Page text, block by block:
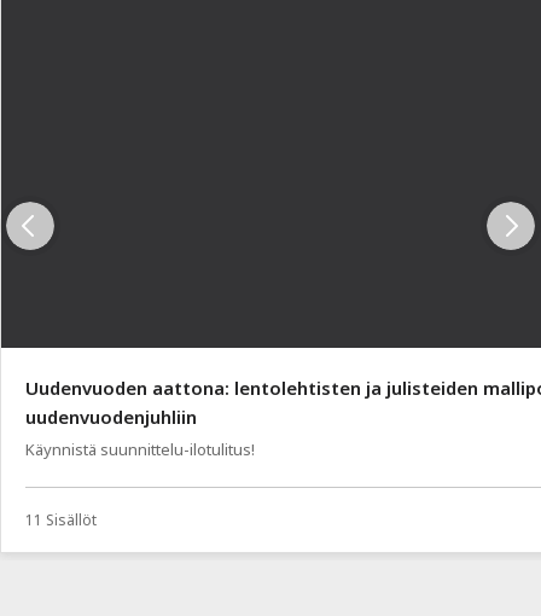
Uudenvuoden aattona: lentolehtisten ja julisteiden
uudenvuodenjuhliin
Käynnistä suunnittelu-ilotulitus!
11 Sisällöt